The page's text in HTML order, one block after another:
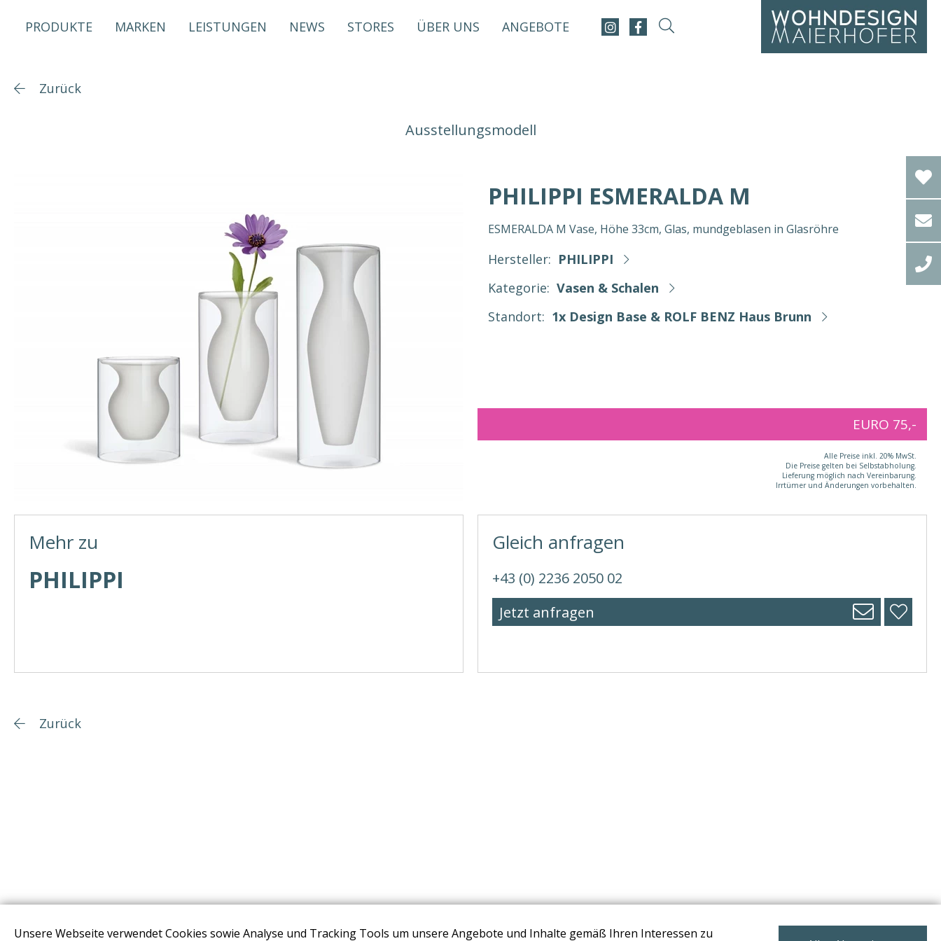
Unsere Webseite verwendet Cookies sowie Analyse und Tracking Tools um unsere Angebote und Inhalte gemäß Ihren Interessen zu
PRODUKTE MARKEN LEISTUNGEN NEWS STORES ÜBER UNS ANGEBOTE
Zurück
Ausstellungsmodell
PHILIPPI ESMERALDA M
ESMERALDA M Vase, Höhe 33cm, Glas, mundgeblasen in Glasröhre
Hersteller: PHILIPPI
Kategorie: Vasen & Schalen
Standort: 1x Design Base & ROLF BENZ Haus Brunn
EURO 75,-
Alle Preise inkl. 20% MwSt.
Die Preise gelten bei Selbstabholung.
Lieferung möglich nach Vereinbarung.
Irrtümer und Änderungen vorbehalten.
Mehr zu
PHILIPPI
Gleich anfragen
+43 (0) 2236 2050 02
Jetzt anfragen
Zurück